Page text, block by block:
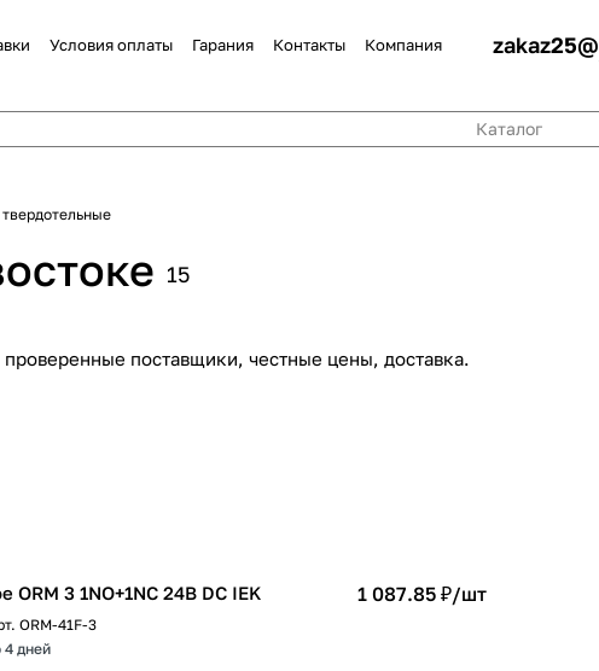
Условия оплаты Гарания Контакты Компания zakaz25@
Каталог
15
поставщики, честные цены, доставка.
ORM 3 1NO+1NC 24В DC IEK
ORM-41F-3
4 дней
1 087.85 ₽/шт